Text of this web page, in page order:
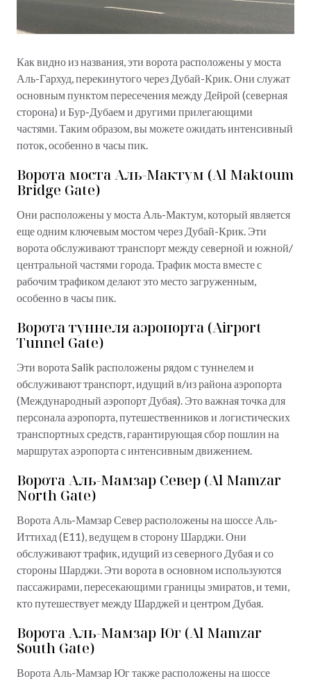
Как видно из названия, эти ворота расположены у моста
Аль-Гархуд, перекинутого через Дубай-Крик. Они служат
основным пунктом пересечения между Дейрой (северная
сторона) и Бур-Дубаем и другими прилегающими
частями. Таким образом, вы можете ожидать интенсивный
поток, особенно в часы пик.
Ворота моста Аль-Мактум (Al Maktoum
Bridge Gate)
Они расположены у моста Аль-Мактум, который является
еще одним ключевым мостом через Дубай-Крик. Эти
ворота обслуживают транспорт между северной и южной/
центральной частями города. Трафик моста вместе с
рабочим трафиком делают это место загруженным,
особенно в часы пик.
Ворота туннеля аэропорта (Airport
Tunnel Gate)
Эти ворота Salik расположены рядом с туннелем и
обслуживают транспорт, идущий в/из района аэропорта
(Международный аэропорт Дубая). Это важная точка для
персонала аэропорта, путешественников и логистических
транспортных средств, гарантирующая сбор пошлин на
маршрутах аэропорта с интенсивным движением.
Ворота Аль-Мамзар Север (Al Mamzar
North Gate)
Ворота Аль-Мамзар Север расположены на шоссе Аль-
Иттихад (E11), ведущем в сторону Шарджи. Они
обслуживают трафик, идущий из северного Дубая и со
стороны Шарджи. Эти ворота в основном используются
пассажирами, пересекающими границы эмиратов, и теми,
кто путешествует между Шарджей и центром Дубая.
Ворота Аль-Мамзар Юг (Al Mamzar
South Gate)
Ворота Аль-Мамзар Юг также расположены на шоссе